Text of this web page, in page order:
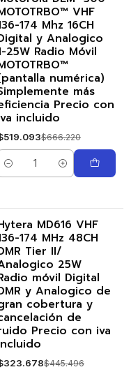
-22% VHF
174 Mhz 16CH
y Analogico
25W Radio Móvil
numérica)
más
Precio con
incluido
$666.220
Cantidad
-27%
MD616 VHF
174 MHz 48CH
Tier II/
25W
móvil Digital
y Analogico de
cobertura y
de
Precio con iva
$445.496